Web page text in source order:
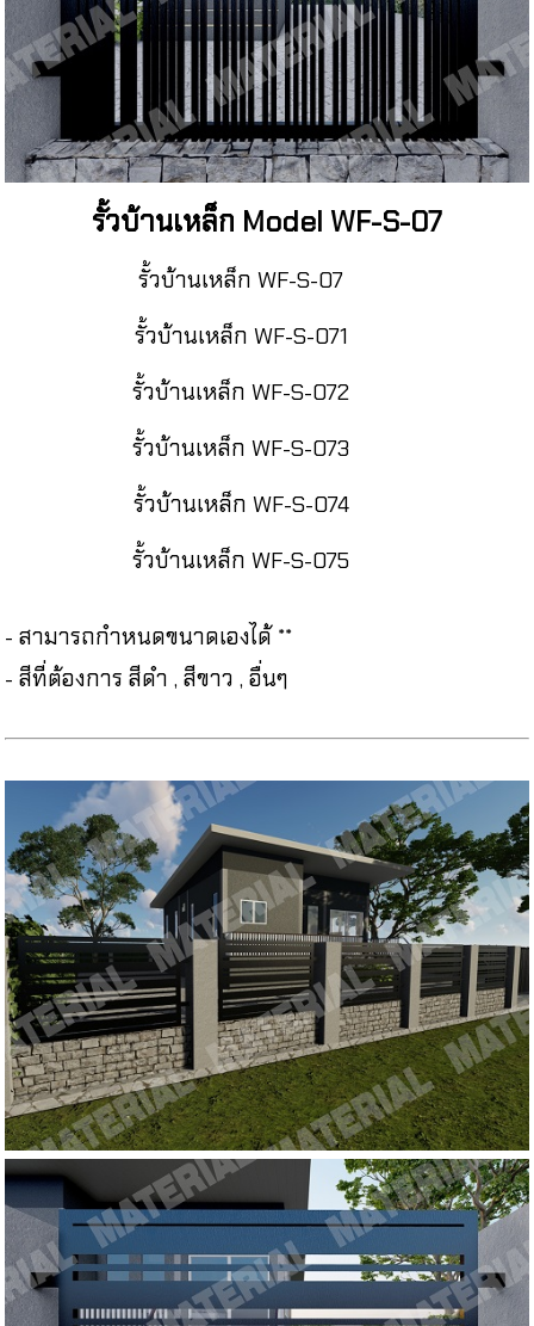
รั้วบ้านเหล็ก Model WF-S-07
รั้วบ้านเหล็ก WF-S-07
รั้วบ้านเหล็ก WF-S-071
รั้วบ้านเหล็ก WF-S-072
รั้วบ้านเหล็ก WF-S-073
รั้วบ้านเหล็ก WF-S-074
รั้วบ้านเหล็ก WF-S-075
- สามารถกำหนดขนาดเองได้ **
- สีที่ต้องการ สีดำ , สีขาว , อื่นๆ